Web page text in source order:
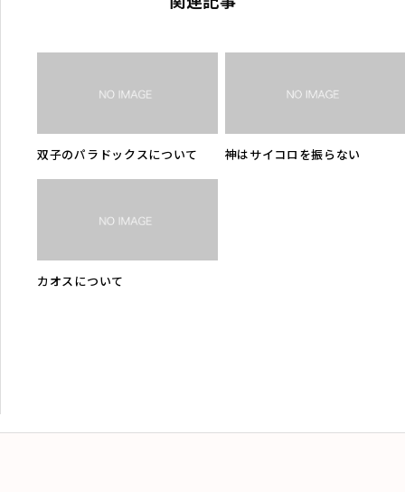
双子のパラドックスについて 神はサイコロを振らない
カオスについて